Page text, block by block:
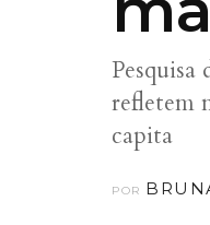
refletem
capita
POR